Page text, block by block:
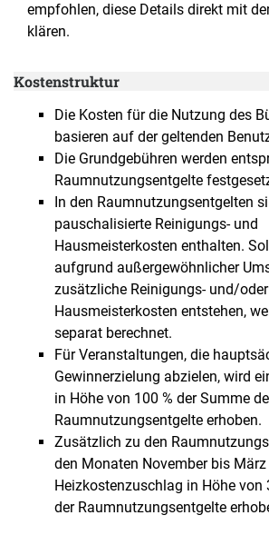
empfohlen, diese Details direkt mit
klären.
Kostenstruktur
Die Kosten für die Nutzung des
basieren auf der geltenden
Die Grundgebühren werden
Raumnutzungsentgelte
In den Raumnutzungsentgelten
pauschalisierte Reinigungs- und
Hausmeisterkosten enthalten.
aufgrund außergewöhnlicher
zusätzliche Reinigungs- und/oder
Hausmeisterkosten entstehen,
separat berechnet.
Für Veranstaltungen, die
Gewinnerzielung abzielen, wird
in Höhe von 100 % der Summe
Raumnutzungsentgelte erhoben.
Zusätzlich zu den
den Monaten November bis März
Heizkostenzuschlag in Höhe von
der Raumnutzungsentgelte